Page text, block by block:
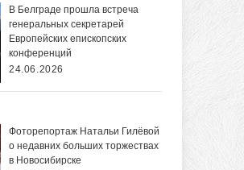
В Белграде прошла встреча
генеральных секретарей
Европейских епископских
конференций
24.06.2026
Фоторепортаж Натальи Гилёвой
о недавних больших торжествах
в Новосибирске